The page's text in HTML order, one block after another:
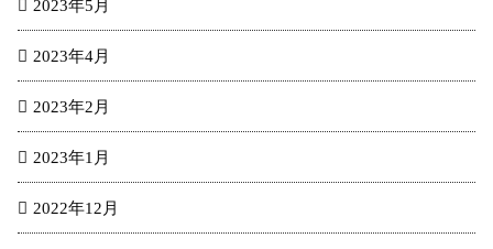
2023年5月
2023年4月
2023年2月
2023年1月
2022年12月